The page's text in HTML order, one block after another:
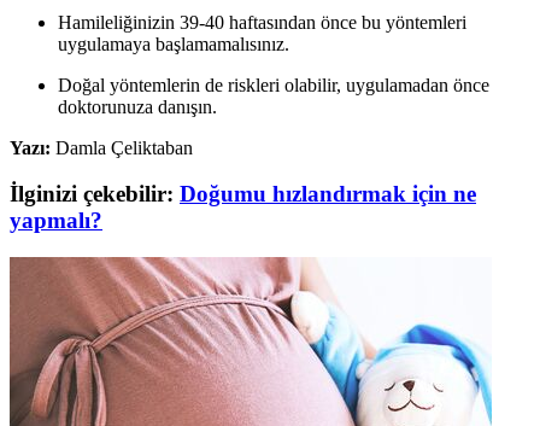
Hamileliğinizin 39-40 haftasından önce bu yöntemleri
uygulamaya başlamamalısınız.
Doğal yöntemlerin de riskleri olabilir, uygulamadan önce
doktorunuza danışın.
Yazı: Damla Çeliktaban
İlginizi çekebilir: Doğumu hızlandırmak için ne
yapmalı?